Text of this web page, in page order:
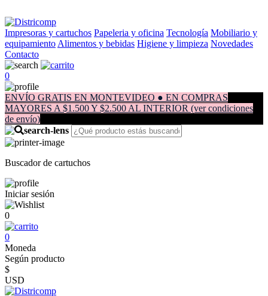
Impresoras y cartuchos Papeleria y oficina Tecnología Mobiliario y
equipamiento Alimentos y bebidas Higiene y limpieza Novedades
Contacto
0
ENVÍO GRATIS EN MONTEVIDEO ● EN COMPRAS
MAYORES A $1.500 Y $2.500 AL INTERIOR (ver condiciones
de envío)
Buscador de cartuchos
Iniciar sesión
0
0
Moneda
Según producto
$
USD